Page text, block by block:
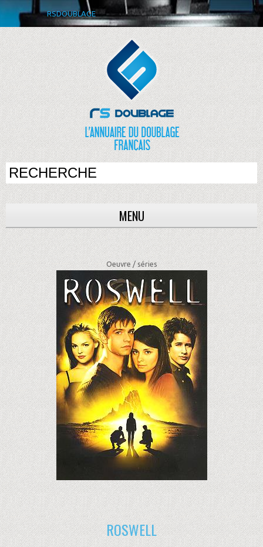
RSDOUBLAGE
MENU
Oeuvre /séries
ROSWELL